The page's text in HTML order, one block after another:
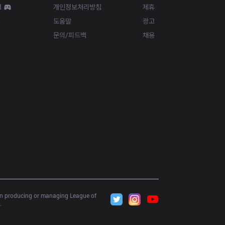
개인정보처리방침
도움말
문의/피드백
제휴
광고
채용
producing or managing League of